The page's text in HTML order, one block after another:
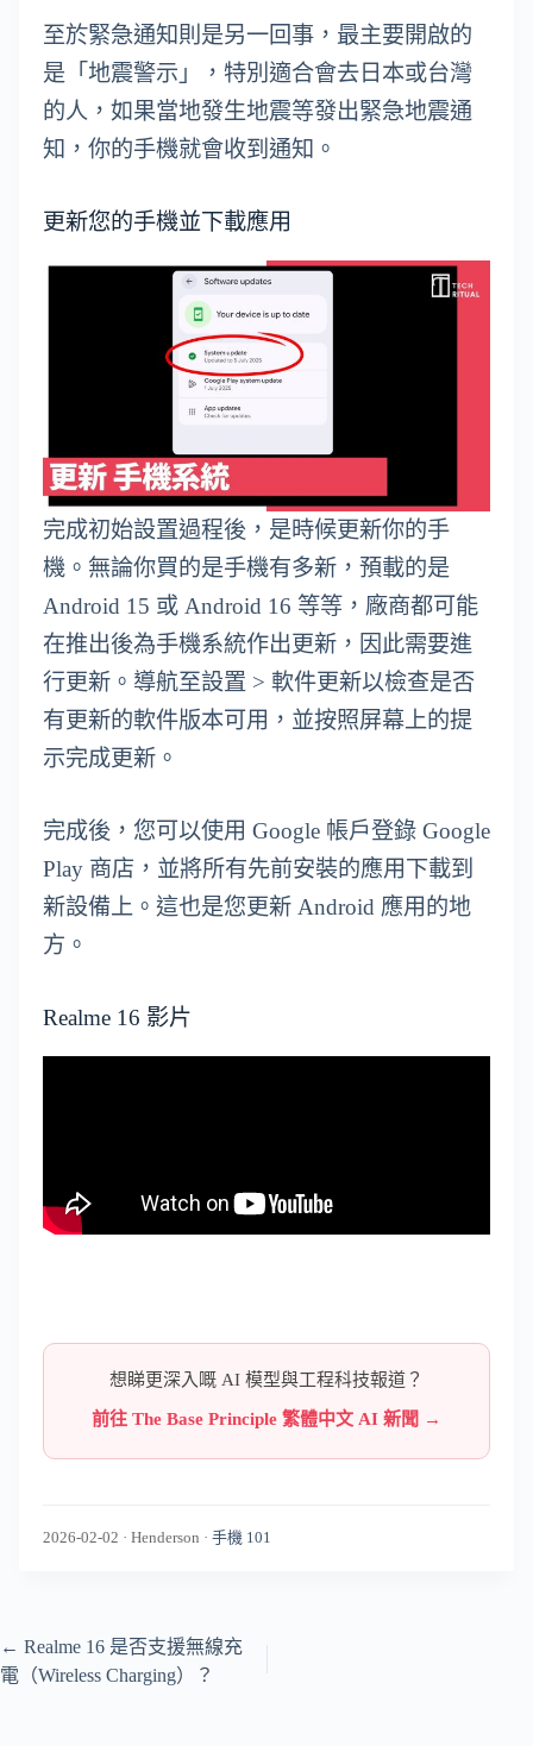
至於緊急通知則是另一回事，最主要開啟的
是「地震警示」，特別適合會去日本或台灣
的人，如果當地發生地震等發出緊急地震通
知，你的手機就會收到通知。
更新您的手機並下載應用
完成初始設置過程後，是時候更新你的手
機。無論你買的是手機有多新，預載的是
Android 15 或 Android 16 等等，廠商都可能
在推出後為手機系統作出更新，因此需要進
行更新。導航至設置 > 軟件更新以檢查是否
有更新的軟件版本可用，並按照屏幕上的提
示完成更新。
完成後，您可以使用 Google 帳戶登錄 Google
Play 商店，並將所有先前安裝的應用下載到
新設備上。這也是您更新 Android 應用的地
方。
Realme 16 影片
想睇更深入嘅 AI 模型與工程科技報道？
前往 The Base Principle 繁體中文 AI 新聞 →
2026-02-02 · Henderson · 手機 101
← Realme 16 是否支援無線充
電（Wireless Charging）？